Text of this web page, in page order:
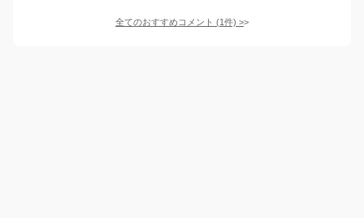
全てのおすすめコメント (1件) >